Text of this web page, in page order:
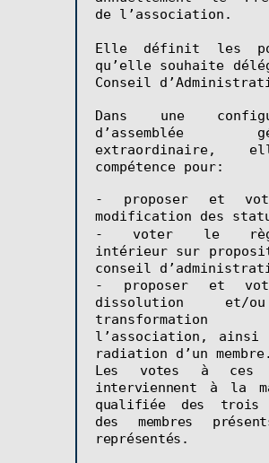
de l’association.
Elle définit les
qu’elle souhaite
Conseil
Dans une
d’assemblée
extraordinaire,
compétence pour:
- proposer et
modification des
- voter le
intérieur sur
conseil
- proposer et
dissolution et/
l’association, ainsi
radiation d’un membre.
Les votes à ces
interviennent à la
qualifiée des trois
des membres
représentés.